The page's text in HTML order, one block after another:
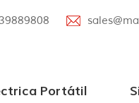
Portátil